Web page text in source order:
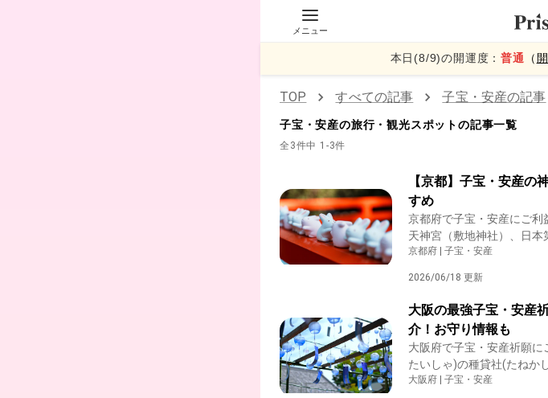
メニュー
本日(8/9)の開運度：普通 （
TOP すべての記事 子宝・安産の記事
子宝・安産の旅行・観光スポットの記事一覧
全3件中 1-3件
【京都】子宝・安産の
すめ
京都府で子宝・安産にご利
天神宮（敷地神社）、日
けの霊石「またげ石」で知
京都府 | 子宝・安産
2026/06/18 更新
大阪の最強子宝・安産
介！お守り情報も
大阪府で子宝・安産祈願
たいしゃ)の種貸社(たねか
ゃ)のなで子持曲玉石(なで
大阪府 | 子宝・安産